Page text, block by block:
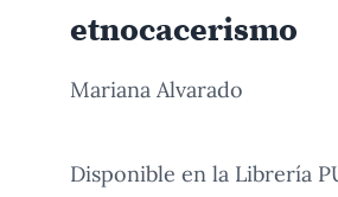
etnocacerismo
Mariana Alvarado
Disponible en la Librería